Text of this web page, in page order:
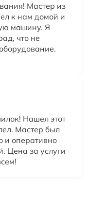
Мастер из
к нам домой и
машину. Я
что не
Нашел этот
Мастер был
и оперативно
Цена за услуги